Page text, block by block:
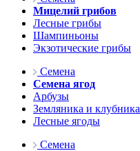
Мицелий грибов
Лесные грибы
Шампиньоны
Экзотические грибы
Семена
Семена ягод
Арбузы
Земляника и клубника
Лесные ягоды
Семена